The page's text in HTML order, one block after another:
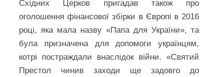
Східних Церков пригадав також про
оголошення фінансової збірки в Європі в 2016
році, яка мала назву «Папа для України», та
була призначена для допомоги українцям,
котрі постраждали внаслідок війни. «Святий
Престол чинив заходи ще задовго до